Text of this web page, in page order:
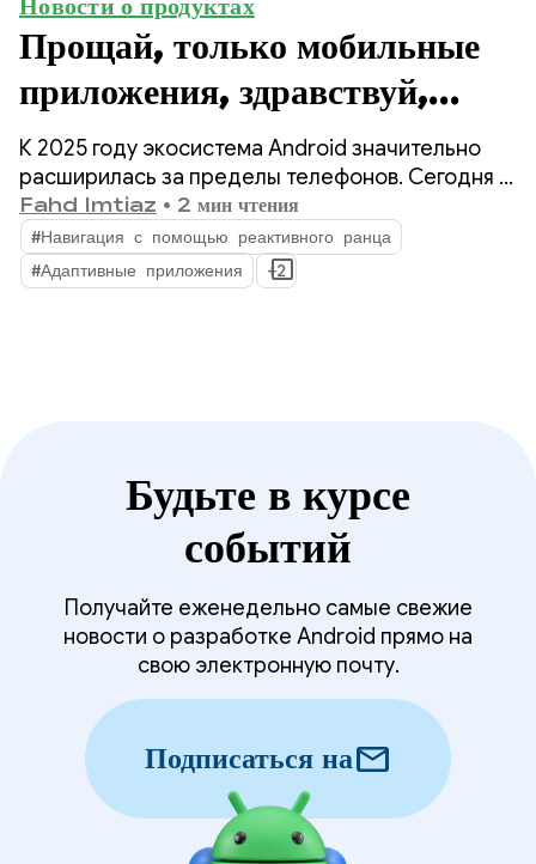
Новости о продуктах
Прощай, только мобильные
приложения, здравствуй,
адаптивные: три важных
обновления 2025 года для
создания адаптивных
приложений.
К 2025 году экосистема Android значительно
расширилась за пределы телефонов. Сегодня у
разработчиков есть возможность охватить
более 500 миллионов активных устройств,
включая складные устройства, планшеты,
устройства XR, Chromebook и совместимые
Fahd Imtiaz • 2 мин чтения
#Навигация с помощью реактивного ранца
#Адаптивные приложения
+2
Будьте в курсе
событий
Получайте еженедельно самые свежие
новости о разработке Android прямо на
свою электронную почту.
Подписаться наmail